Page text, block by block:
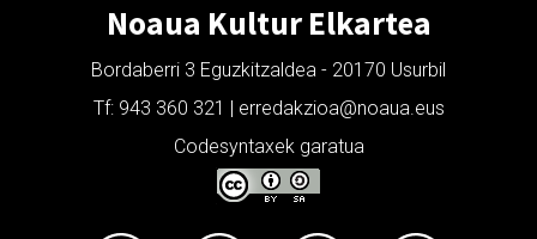
Noaua Kultur Elkartea
Bordaberri 3 Eguzkitzaldea - 20170 Usurbil
Tf: 943 360 321 | erredakzioa@noaua.eus
Codesyntaxek garatua